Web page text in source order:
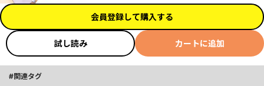
会員登録して購入する
試し読み カートに追加
関連タグ